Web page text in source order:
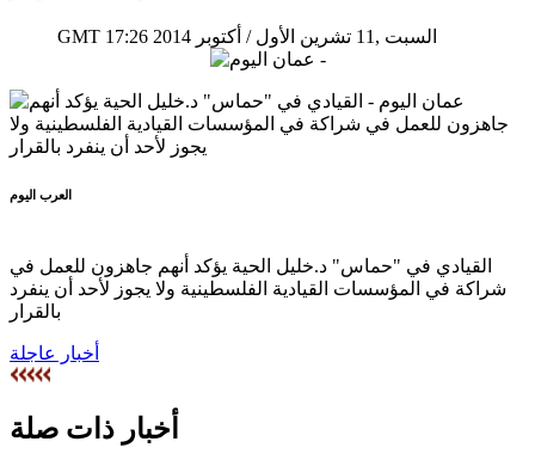
GMT 17:26 2014 السبت ,11 تشرين الأول / أكتوبر
العرب اليوم
القيادي في "حماس" د.خليل الحية يؤكد أنهم جاهزون للعمل في
شراكة في المؤسسات القيادية الفلسطينية ولا يجوز لأحد أن ينفرد
بالقرار
أخبار عاجلة
أخبار ذات صلة